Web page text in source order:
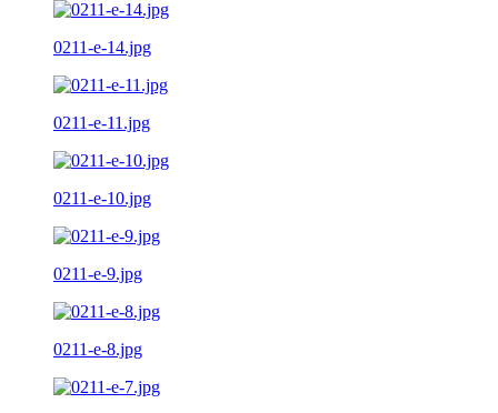
0211-e-14.jpg
0211-e-11.jpg
0211-e-10.jpg
0211-e-9.jpg
0211-e-8.jpg